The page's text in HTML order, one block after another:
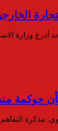
أذرع وزارة
حوكمة
مذكرة